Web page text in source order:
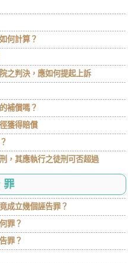
何計算？
之判決，應如何提起上訴
補償嗎？
獲得賠償
，其應執行之徒刑可否超過
成立幾個誣告罪？
罪？
罪？